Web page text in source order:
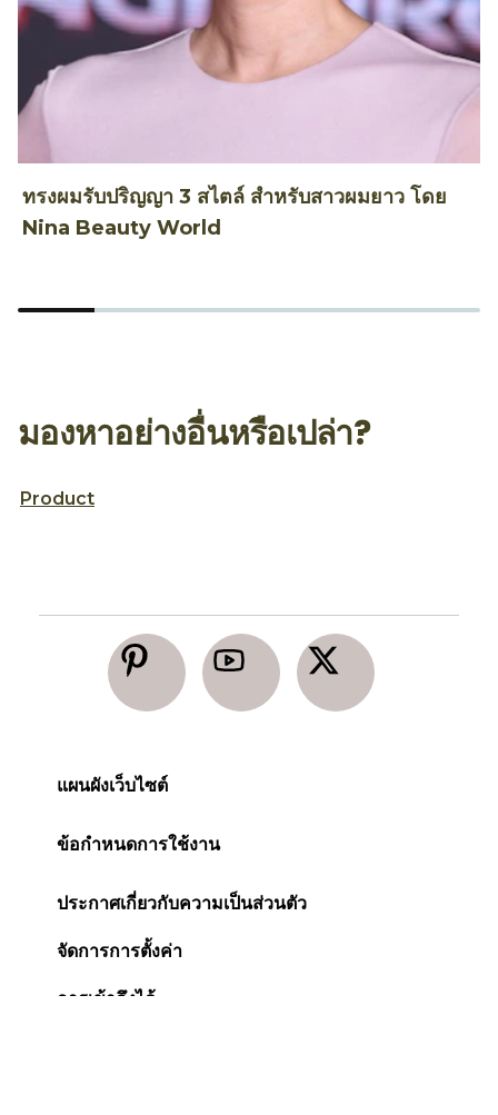
ทรงผมรับปริญญา 3 สไตล์ สำหรับสาวผมยาว โดย
Nina Beauty World
มองหาอย่างอื่นหรือเปล่า?
Product
แผนผังเว็บไซต์
ข้อกำหนดการใช้งาน
ประกาศเกี่ยวกับความเป็นส่วนตัว
จัดการการตั้งค่า
การเข้าถึงได้